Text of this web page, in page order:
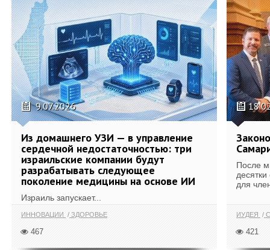
9.07.2026
Из домашнего УЗИ — в управление
сердечной недостаточностью: три
израильские компании будут
разрабатывать следующее
поколение медицины на основе ИИ
Израиль запускает...
ИННОВАЦИИ ЗДОРОВЬЕ
467
После
для
ИУДЕЯ
421